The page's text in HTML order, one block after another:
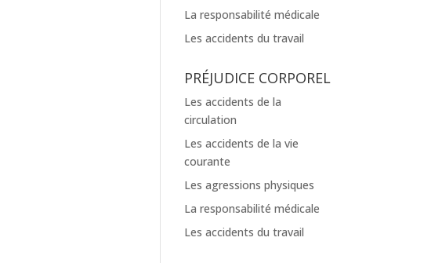
La responsabilité médicale
Les accidents du travail
PRÉJUDICE CORPOREL
Les accidents de la
circulation
Les accidents de la vie
courante
Les agressions physiques
La responsabilité médicale
Les accidents du travail